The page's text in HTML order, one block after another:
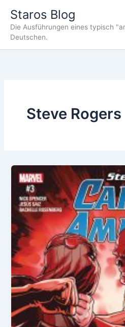
Inhalt
springen
Staros Blog
Die Ausführungen eines typisch
Deutschen.
Steve Rogers